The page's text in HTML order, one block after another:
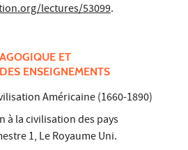
lectures/53099.
ET
ENSEIGNEMENTS
Américaine (1660-1890)
à la civilisation des pays
1, Le Royaume Uni.